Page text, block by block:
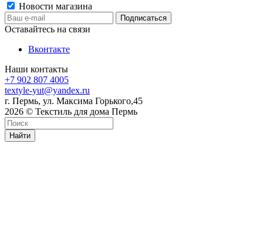
Новости магазина
Оставайтесь на связи
Вконтакте
Наши контакты
+7 902 807 4005
textyle-yut@yandex.ru
г. Пермь, ул. Максима Горького,45
2026 © Текстиль для дома Пермь
Найти